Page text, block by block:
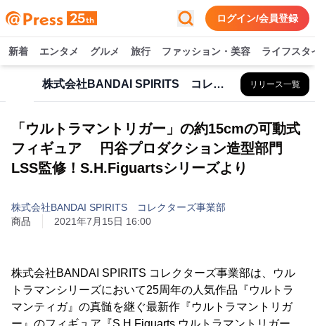
ログイン/会員登録
新着 エンタメ グルメ 旅行 ファッション・美容 ライフスタ
株式会社BANDAI SPIRITS コレクターズ事業部 リリース一覧
「ウルトラマントリガー」の約15cmの可動式
フィギュア 円谷プロダクション造型部門
LSS監修！S.H.Figuartsシリーズより
株式会社BANDAI SPIRITS コレクターズ事業部
商品
2021年7月15日 16:00
株式会社BANDAI SPIRITS コレクターズ事業部は、ウル
トラマンシリーズにおいて25周年の人気作品『ウルトラ
マンティガ』の真髄を継ぐ最新作『ウルトラマントリガ
ー』のフィギュア『S.H.Figuarts ウルトラマントリガー